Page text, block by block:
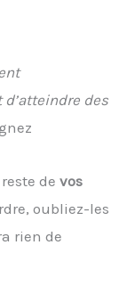
des
de vos
oubliez-les
rien de